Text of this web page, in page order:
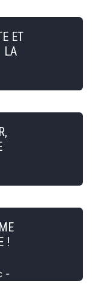
ET
LA
!
-